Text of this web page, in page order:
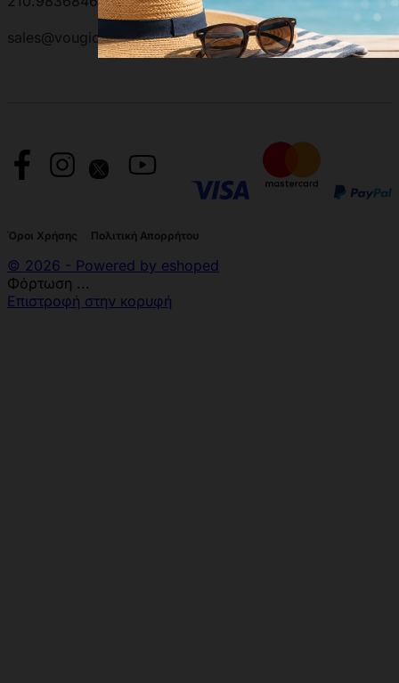
sales@vougioukas.gr
Όροι Χρήσης Πολιτική Απορρήτου
© 2026 - Powered by eshoped
Φόρτωση ...
Επιστροφή στην κορυφή